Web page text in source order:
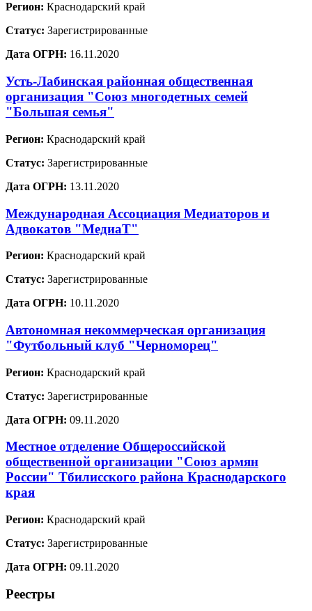
Регион: Краснодарский край
Статус: Зарегистрированные
Дата ОГРН: 16.11.2020
Усть-Лабинская районная общественная
организация "Союз многодетных семей
"Большая семья"
Регион: Краснодарский край
Статус: Зарегистрированные
Дата ОГРН: 13.11.2020
Международная Ассоциация Медиаторов и
Адвокатов "МедиаТ"
Регион: Краснодарский край
Статус: Зарегистрированные
Дата ОГРН: 10.11.2020
Автономная некоммерческая организация
"Футбольный клуб "Черноморец"
Регион: Краснодарский край
Статус: Зарегистрированные
Дата ОГРН: 09.11.2020
Местное отделение Общероссийской
общественной организации "Союз армян
России" Тбилисского района Краснодарского
края
Регион: Краснодарский край
Статус: Зарегистрированные
Дата ОГРН: 09.11.2020
Реестры